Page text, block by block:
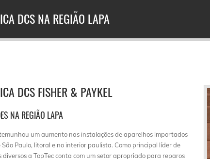
DCS NA REGIÃO LAPA
DCS FISHER & PAYKEL
NA REGIÃO LAPA
um aumento nas instalações de aparelhos importados
São Paulo, litoral e no interior paulista. Como principal líder de
diversos a TopTec conta com um setor apropriado para reparos